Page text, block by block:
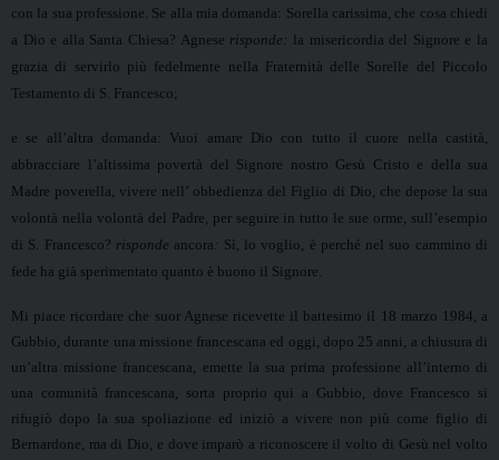
con la sua professione. Se alla mia domanda: Sorella carissima, che cosa chiedi
a Dio e alla Santa Chiesa? Agnese risponde: la misericordia del Signore e la
grazia di servirlo più fedelmente nella Fraternità delle Sorelle del Piccolo
Testamento di S. Francesco;
e se all’altra domanda: Vuoi amare Dio con tutto il cuore nella castità,
abbracciare l’altissima povertà del Signore nostro Gesù Cristo e della sua
Madre poverella, vivere nell’ obbedienza del Figlio di Dio, che depose la sua
volontà nella volontà del Padre, per seguire in tutto le sue orme, sull’esempio
di S. Francesco? risponde ancora: Sì, lo voglio, è perché nel suo cammino di
fede ha già sperimentato quanto è buono il Signore.
Mi piace ricordare che suor Agnese ricevette il battesimo il 18 marzo 1984, a
Gubbio, durante una missione francescana ed oggi, dopo 25 anni, a chiusura di
un’altra missione francescana, emette la sua prima professione all’interno di
una comunità francescana, sorta proprio qui a Gubbio, dove Francesco si
rifugiò dopo la sua spoliazione ed iniziò a vivere non più come figlio di
Bernardone, ma di Dio, e dove imparò a riconoscere il volto di Gesù nel volto